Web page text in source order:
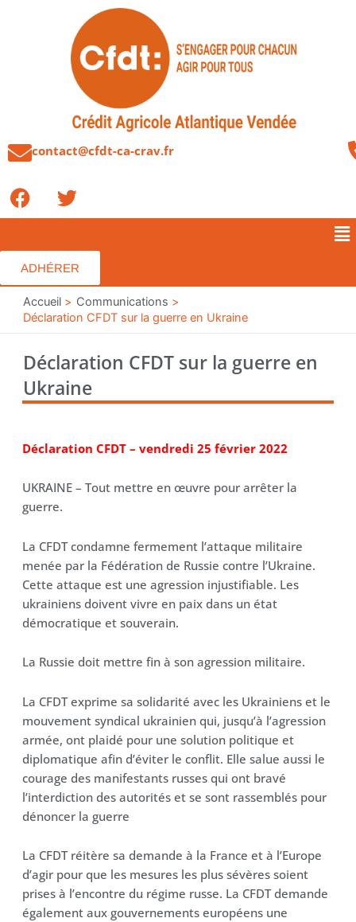
contact@cfdt-ca-crav.fr
F
a
e
b
o
o
k
T
w
t
t
e
r
ADHÉRER
Accueil
Communications
Déclaration CFDT sur la guerre en Ukraine
Déclaration CFDT sur la guerre en
Ukraine
Déclaration CFDT – vendredi 25 février 2022
UKRAINE – Tout mettre en œuvre pour arrêter la
guerre.
La CFDT condamne fermement l’attaque militaire
menée par la Fédération de Russie contre l’Ukraine.
Cette attaque est une agression injustifiable. Les
ukrainiens doivent vivre en paix dans un état
démocratique et souverain.
La Russie doit mettre fin à son agression militaire.
La CFDT exprime sa solidarité avec les Ukrainiens et le
mouvement syndical ukrainien qui, jusqu’à l’agression
armée, ont plaidé pour une solution politique et
diplomatique afin d’éviter le conflit. Elle salue aussi le
courage des manifestants russes qui ont bravé
l’interdiction des autorités et se sont rassemblés pour
dénoncer la guerre
La CFDT réitère sa demande à la France et à l’Europe
d’agir pour que les mesures les plus sévères soient
prises à l’encontre du régime russe. La CFDT demande
également aux gouvernements européens une